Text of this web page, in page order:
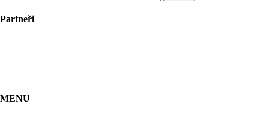
Partneři
MENU